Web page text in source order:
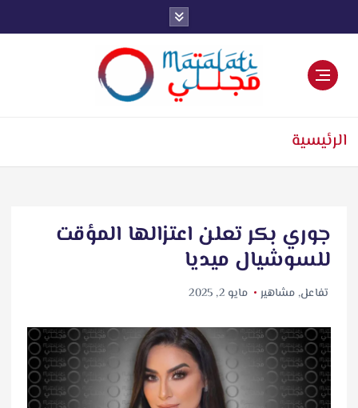
ل
الرئيسية
جوري بكر تعلن اعتزالها المؤقت
للسوشيال ميديا
تفاعل,مشاهير مايو 2, 2025